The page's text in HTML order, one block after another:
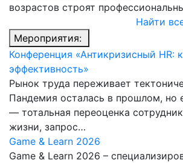
возрастов строят
Найти
Мероприятия:
Конференция «Антикризисный HR:
эффективность»
Рынок труда переживает
Пандемия осталась в прошлом, но
— тотальная переоценка
жизни, запрос…
Game & Learn 2026
Game & Learn 2026 –